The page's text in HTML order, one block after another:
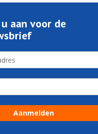
aan voor de